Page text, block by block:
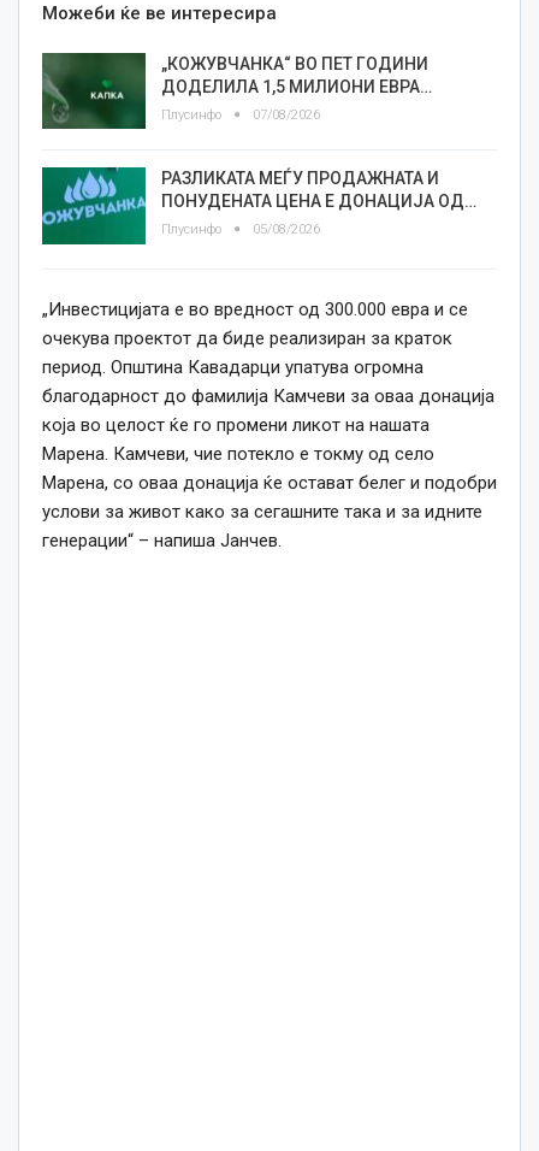
Можеби ќе ве интересира
„КОЖУВЧАНКА“ ВО ПЕТ ГОДИНИ
ДОДЕЛИЛА 1,5 МИЛИОНИ ЕВРА…
Плусинфо 07/08/2026
РАЗЛИКАТА МЕЃУ ПРОДАЖНАТА И
ПОНУДЕНАТА ЦЕНА Е ДОНАЦИЈА ОД…
Плусинфо 05/08/2026
„Инвестицијата е во вредност од 300.000 евра и се
очекува проектот да биде реализиран за краток
период. Општина Кавадарци упатува огромна
благодарност до фамилија Камчеви за оваа донација
која во целост ќе го промени ликот на нашата
Марена. Камчеви, чие потекло е токму од село
Марена, со оваа донација ќе остават белег и подобри
услови за живот како за сегашните така и за идните
генерации“ – напиша Јанчев.